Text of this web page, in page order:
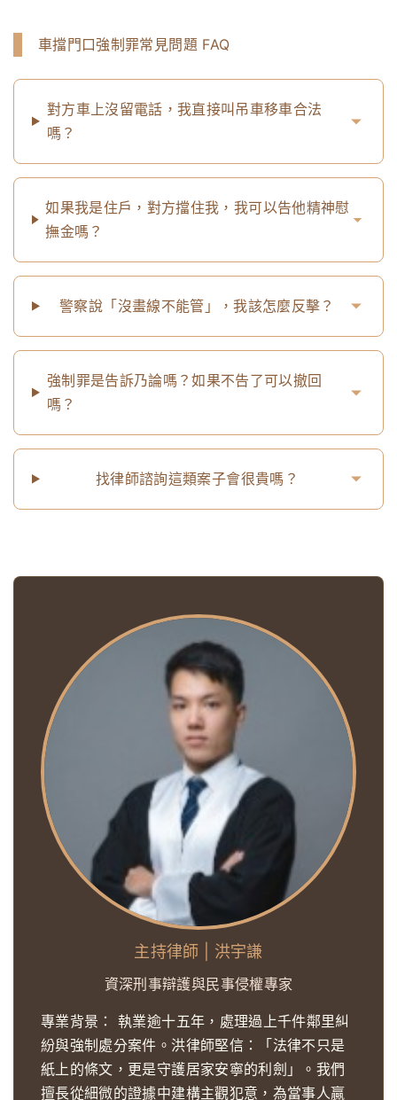
車擋門口強制罪常見問題 FAQ
對方車上沒留電話，我直接叫吊車移車合法
嗎？
如果我是住戶，對方擋住我，我可以告他精神慰
撫金嗎？
警察說「沒畫線不能管」，我該怎麼反擊？
強制罪是告訴乃論嗎？如果不告了可以撤回
嗎？
找律師諮詢這類案子會很貴嗎？
主持律師 | 洪宇謙
資深刑事辯護與民事侵權專家
專業背景：
執業逾十五年，處理過上千件鄰里糾
紛與強制處分案件。洪律師堅信：「法律不只是
紙上的條文，更是守護居家安寧的利劍」。我們
擅長從細微的證據中建構主觀犯意，為當事人贏